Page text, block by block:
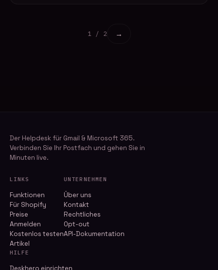
1 / 2 →
Der Helpdesk für Gmail & Microsoft 365.
Verbinden Sie Ihr Postfach und gehen Sie in
Minuten live.
LINKS
Funktionen
Für Shopify
Preise
Anmelden
Kostenlos testen
Artikel
UNTERNEHMEN
Über uns
Kontakt
Rechtliches
Opt-out
API-Dokumentation
HILFE
Deskhero einrichten